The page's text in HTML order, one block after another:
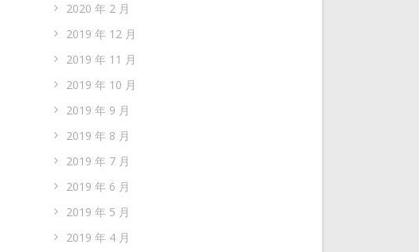
2020 年 2 月
2019 年 12 月
2019 年 11 月
2019 年 10 月
2019 年 9 月
2019 年 8 月
2019 年 7 月
2019 年 6 月
2019 年 5 月
2019 年 4 月